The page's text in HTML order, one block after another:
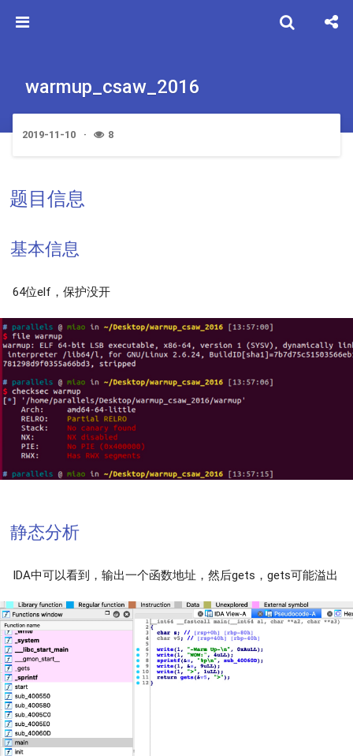
warmup_csaw_2016
2019-11-10 8
题目信息
基本信息
64位elf，保护没开
静态分析
IDA中可以看到，输出一个函数地址，然后gets，gets可能溢出